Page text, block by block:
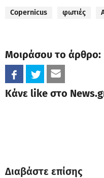
Copernicus φωτιές
Μοιράσου το άρθρο:
Κάνε like στο
Διαβάστε επίσης